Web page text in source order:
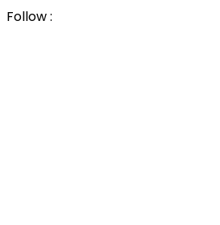
Follow :